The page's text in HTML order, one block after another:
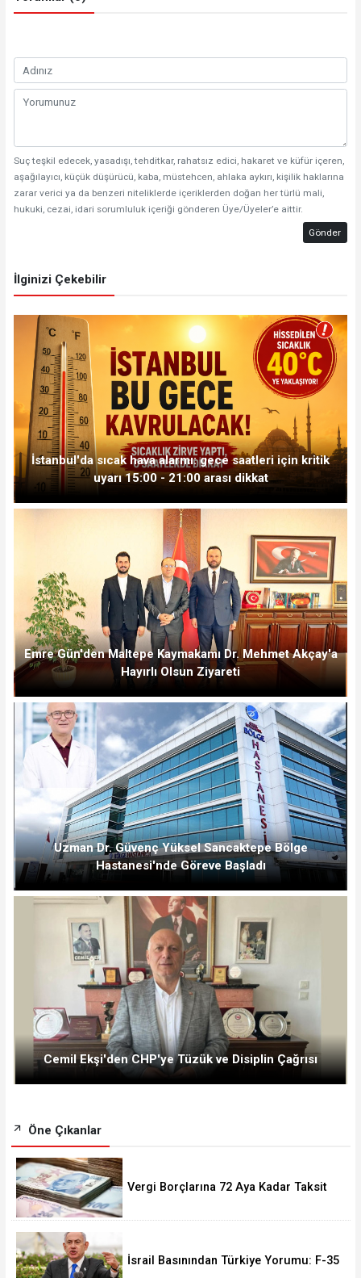
Suç teşkil edecek, yasadışı, tehditkar, rahatsız edici, hakaret ve küfür içeren,
aşağılayıcı, küçük düşürücü, kaba, müstehcen, ahlaka aykırı, kişilik haklarına
zarar verici ya da benzeri niteliklerde içeriklerden doğan her türlü mali,
hukuki, cezai, idari sorumluluk içeriği gönderen Üye/Üyeler’e aittir.
Gönder
İlginizi Çekebilir
İstanbul'da sıcak hava alarmı: gece saatleri için kritik
uyarı 15:00 - 21:00 arası dikkat
Emre Gün'den Maltepe Kaymakamı Dr. Mehmet Akçay'a
Hayırlı Olsun Ziyareti
Uzman Dr. Güvenç Yüksel Sancaktepe Bölge
Hastanesi'nde Göreve Başladı
Cemil Ekşi'den CHP'ye Tüzük ve Disiplin Çağrısı
Öne Çıkanlar
Vergi Borçlarına 72 Aya Kadar Taksit
İsrail Basınından Türkiye Yorumu: F-35